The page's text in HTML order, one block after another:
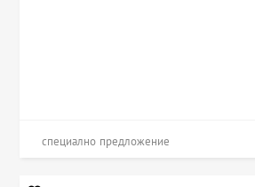
специално предложение